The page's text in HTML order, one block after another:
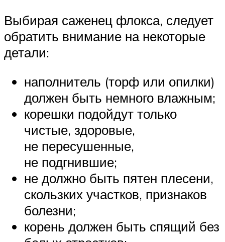
Выбирая саженец флокса, следует
обратить внимание на некоторые
детали:
наполнитель (торф или опилки)
должен быть немного влажным;
корешки подойдут только
чистые, здоровые,
не пересушенные,
не подгнившие;
не должно быть пятен плесени,
скользких участков, признаков
болезни;
корень должен быть спящий без